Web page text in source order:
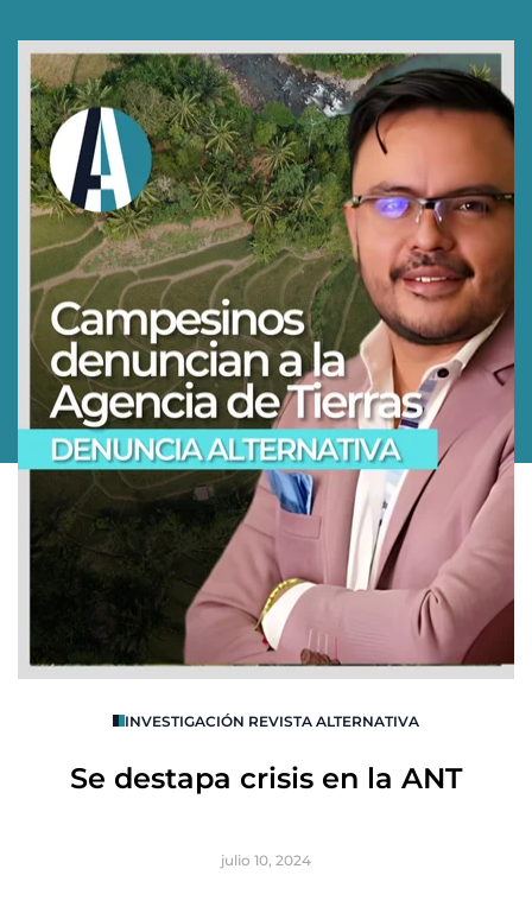
INVESTIGACIÓN REVISTA ALTERNATIVA
Se destapa crisis en la ANT
julio 10, 2024